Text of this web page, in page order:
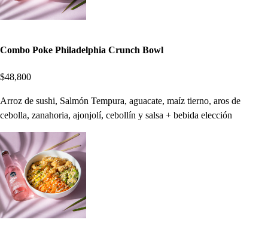
Combo Poke Philadelphia Crunch Bowl
$48,800
Arroz de sushi, Salmón Tempura, aguacate, maíz tierno, aros de
cebolla, zanahoria, ajonjolí, cebollín y salsa + bebida elección